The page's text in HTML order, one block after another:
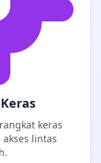
keras
lintas